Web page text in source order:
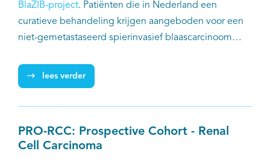
BlaZIB-project. Patiënten die in Nederland een
curatieve behandeling krijgen aangeboden voor een
niet-gemetastaseerd spierinvasief blaascarcinoom
uitkomsten tussen de patiënten behandeld met
radicale cystectomie en patiënten die een
lees verder
PRO-RCC: Prospective Cohort - Renal
Cell Carcinoma